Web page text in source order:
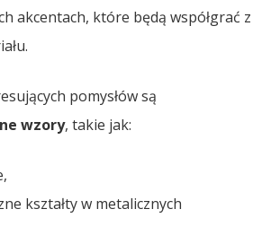
akcentach, które będą współgrać z
pomysłów są
wzory, takie jak:
kształty w metalicznych